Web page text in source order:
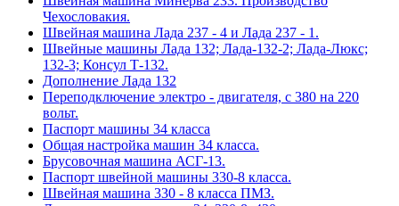
Чехословакия.
Швейная машина Лада 237 - 4 и Лада 237 - 1.
Швейные машины Лада 132; Лада-132-2; Лада-Люкс;
132-3; Консул Т-132.
Дополнение Лада 132
Переподключение электро - двигателя, с 380 на 220
вольт.
Паспорт машины 34 класса
Общая настройка машин 34 класса.
Брусовочная машина АСГ-13.
Паспорт швейной машины 330-8 класса.
Швейная машина 330 - 8 класса ПМЗ.